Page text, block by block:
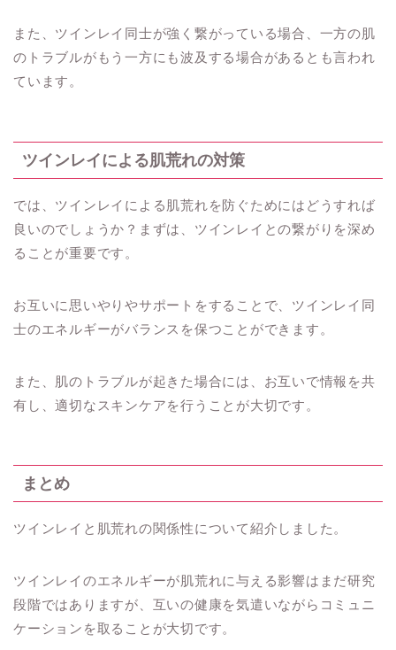
また、ツインレイ同士が強く繋がっている場合、一方の肌
のトラブルがもう一方にも波及する場合があるとも言われ
ています。
ツインレイによる肌荒れの対策
では、ツインレイによる肌荒れを防ぐためにはどうすれば
良いのでしょうか？まずは、ツインレイとの繋がりを深め
ることが重要です。
お互いに思いやりやサポートをすることで、ツインレイ同
士のエネルギーがバランスを保つことができます。
また、肌のトラブルが起きた場合には、お互いで情報を共
有し、適切なスキンケアを行うことが大切です。
まとめ
ツインレイと肌荒れの関係性について紹介しました。
ツインレイのエネルギーが肌荒れに与える影響はまだ研究
段階ではありますが、互いの健康を気遣いながらコミュニ
ケーションを取ることが大切です。